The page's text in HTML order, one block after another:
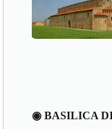
◉ BASILICA